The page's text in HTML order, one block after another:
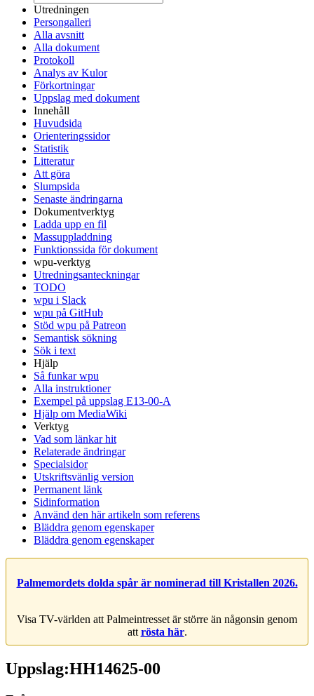
Utredningen
Persongalleri
Alla avsnitt
Alla dokument
Protokoll
Analys av Kulor
Förkortningar
Uppslag med dokument
Innehåll
Huvudsida
Orienteringssidor
Statistik
Litteratur
Att göra
Slumpsida
Senaste ändringarna
Dokumentverktyg
Ladda upp en fil
Massuppladdning
Funktionssida för dokument
wpu-verktyg
Utredningsanteckningar
TODO
wpu i Slack
wpu på GitHub
Stöd wpu på Patreon
Semantisk sökning
Sök i text
Hjälp
Så funkar wpu
Alla instruktioner
Exempel på uppslag E13-00-A
Hjälp om MediaWiki
Verktyg
Vad som länkar hit
Relaterade ändringar
Specialsidor
Utskriftsvänlig version
Permanent länk
Sidinformation
Använd den här artikeln som referens
Bläddra genom egenskaper
Bläddra genom egenskaper
Palmemordets dolda spår är nominerad till Kristallen 2026.
Visa TV-världen att Palmeintresset är större än någonsin genom
att rösta här.
Uppslag:HH14625-00